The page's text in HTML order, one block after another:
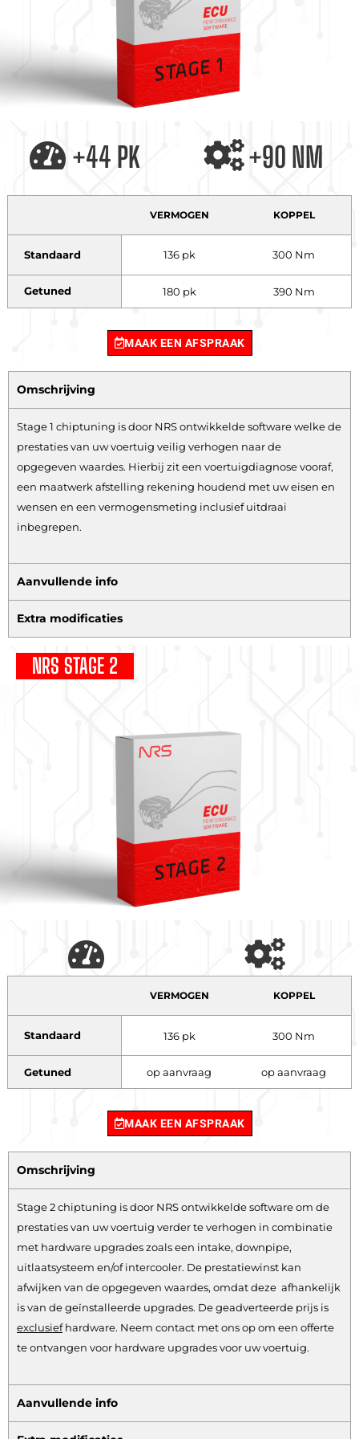
+44 PK +90 NM
VERMOGEN KOPPEL
Standaard 136 pk 300 Nm
Getuned 180 pk 390 Nm
MAAK EEN AFSPRAAK
Omschrijving
Stage 1 chiptuning is door NRS ontwikkelde software welke de
prestaties van uw voertuig veilig verhogen naar de
opgegeven waardes. Hierbij zit een voertuigdiagnose vooraf,
een maatwerk afstelling rekening houdend met uw eisen en
wensen en een vermogensmeting inclusief uitdraai
inbegrepen.
Aanvullende info
Extra modificaties
NRS STAGE 2
VERMOGEN KOPPEL
Standaard 136 pk 300 Nm
Getuned op aanvraag op aanvraag
MAAK EEN AFSPRAAK
Omschrijving
Stage 2 chiptuning is door NRS ontwikkelde software om de
prestaties van uw voertuig verder te verhogen in combinatie
met hardware upgrades zoals een intake, downpipe,
uitlaatsysteem en/of intercooler. De prestatiewinst kan
afwijken van de opgegeven waardes, omdat deze afhankelijk
is van de geïnstalleerde upgrades. De geadverteerde prijs is
exclusiefhardware. Neem contact met ons op om een offerte
te ontvangen voor hardware upgrades voor uw voertuig.
Aanvullende info